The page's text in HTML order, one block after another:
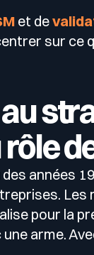
et de
sur ce
années
Les
pour la
arme.